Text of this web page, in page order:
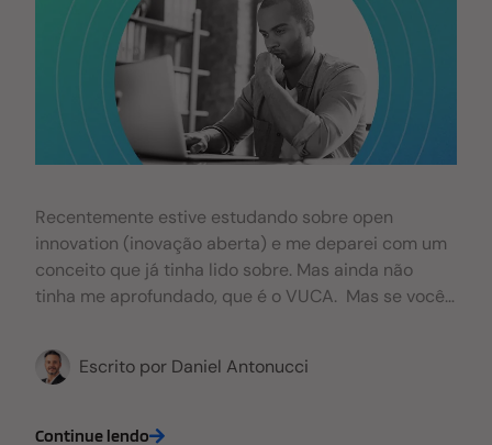
Recentemente estive estudando sobre open
innovation (inovação aberta) e me deparei com um
conceito que já tinha lido sobre. Mas ainda não
tinha me aprofundado, que é o VUCA. Mas se você
Volatile, Uncertain, Complex e Ambiguous, que em
português são palavras traduzidas para
Ambiguidade. Por isso resolvi me aprofundar e
Escrito por Daniel Antonucci
Continue lendo